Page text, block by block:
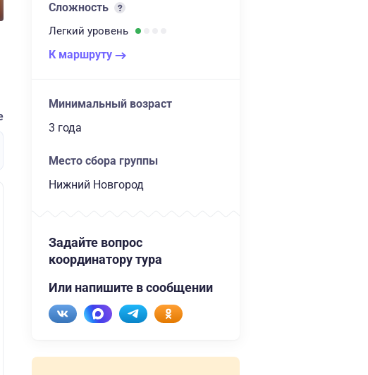
Сложность
Легкий уровень
К маршруту
Минимальный возраст
3 года
Место сбора группы
Нижний Новгород
Задайте вопрос
координатору тура
Или напишите в сообщении